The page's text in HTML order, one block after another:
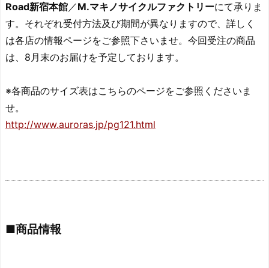
Road新宿本館／M.マキノサイクルファクトリーにて承りま
す。それぞれ受付方法及び期間が異なりますので、詳しく
は各店の情報ページをご参照下さいませ。今回受注の商品
は、8月末のお届けを予定しております。
※各商品のサイズ表はこちらのページをご参照くださいま
せ。
http://www.auroras.jp/pg121.html
■商品情報